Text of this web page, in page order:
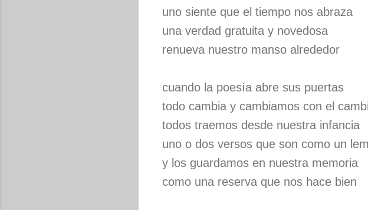
uno siente que el tiempo nos abraza
una verdad gratuita y novedosa
renueva nuestro manso alrededor
cuando la poesía abre sus puertas
todo cambia y cambiamos con el
todos traemos desde nuestra infancia
uno o dos versos que son como un
y los guardamos en nuestra memoria
como una reserva que nos hace bien